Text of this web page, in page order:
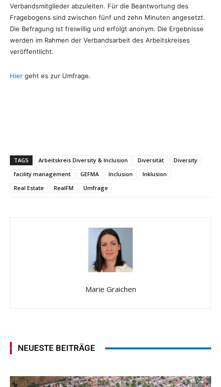
Verbandsmitglieder abzuleiten. Für die Beantwortung des
Fragebogens sind zwischen fünf und zehn Minuten angesetzt.
Die Befragung ist freiwillig und erfolgt anonym. Die Ergebnisse
werden im Rahmen der Verbandsarbeit des Arbeitskreises
veröffentlicht.
Hier geht es zur Umfrage.
TAGS Arbeitskreis Diversity & Inclusion Diversität
Diversity
facility management
GEFMA Inclusion
Inklusion
Real Estate
RealFM Umfrage
Marie Graichen
NEUESTE BEITRÄGE